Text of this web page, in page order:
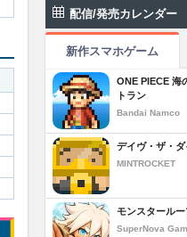
配信/発売カレンダー
新作スマホゲーム
ONE PIECE 海
トラン
Bandai Namco
デイヴ・ザ・
MINTROCKET
モンスタール
SuperNova